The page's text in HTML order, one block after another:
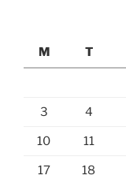
M
T
3 4
10 11
17 18